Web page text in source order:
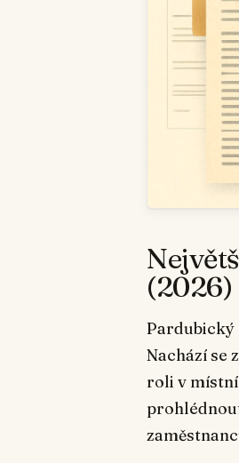
(2026)
Pardubický
Nachází se
roli v místní